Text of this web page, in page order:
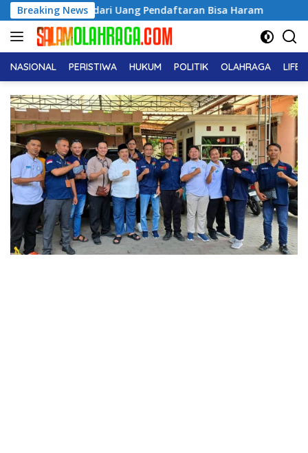
Langsung
ke
konten
Breaking News
dari Uang Pendaftaran Bisa Haram Viral
NASIONAL PERISTIWA HUKUM POLITIK OLAHRAGA